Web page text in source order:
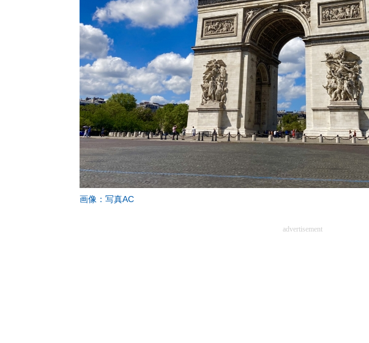
画像：写真AC
advertisement